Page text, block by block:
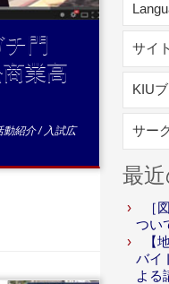
門
業高
動紹介/ 入試広
サイ
KIU
サー
最
［
つい
【
バイ
よる